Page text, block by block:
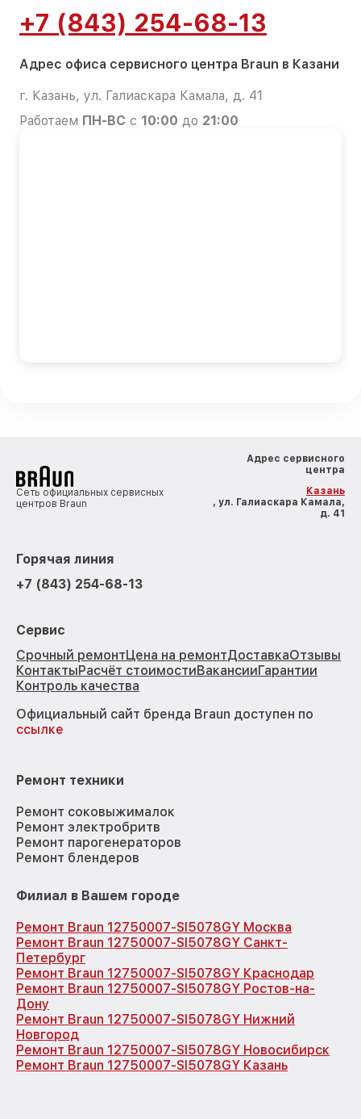
+7 (843) 254-68-13
Адрес офиса сервисного центра Braun в Казани
г. Казань, ул. Галиаскара Камала, д. 41
Работаем ПН-ВС с 10:00 до 21:00
Сеть официальных сервисных
центров Braun
Адрес сервисного
центра
Казань
, ул. Галиаскара Камала,
д. 41
Горячая линия
+7 (843) 254-68-13
Сервис
Срочный ремонтЦена на ремонтДоставкаОтзывы
КонтактыРасчёт стоимостиВакансииГарантии
Контроль качества
Официальный сайт бренда Braun доступен по
ссылке
Ремонт техники
Ремонт соковыжималок
Ремонт электробритв
Ремонт парогенераторов
Ремонт блендеров
Филиал в Вашем городе
Ремонт Braun 12750007-SI5078GY Москва
Ремонт Braun 12750007-SI5078GY Санкт-
Петербург
Ремонт Braun 12750007-SI5078GY Краснодар
Ремонт Braun 12750007-SI5078GY Ростов-на-
Дону
Ремонт Braun 12750007-SI5078GY Нижний
Новгород
Ремонт Braun 12750007-SI5078GY Новосибирск
Ремонт Braun 12750007-SI5078GY Казань